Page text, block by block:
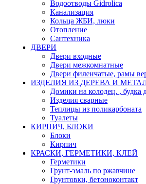
Водоотводы Gidrolica
Канализация
Кольца ЖБИ, люки
Отопление
Сантехника
ДВЕРИ
Двери входные
Двери межкомнатные
Двери филенчатые, рамы
ИЗДЕЛИЯ ИЗ ДЕРЕВА И
Домики на колодец. , будка
Изделия сварные
Теплицы из поликарбоната
Туалеты
КИРПИЧ, БЛОКИ
Блоки
Кирпич
КРАСКИ, ГЕРМЕТИКИ, КЛЕЙ
Герметики
Грунт-эмаль по ржавчине
Грунтовки, бетоноконтакт